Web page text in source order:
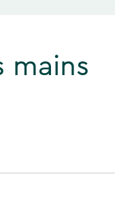
mains